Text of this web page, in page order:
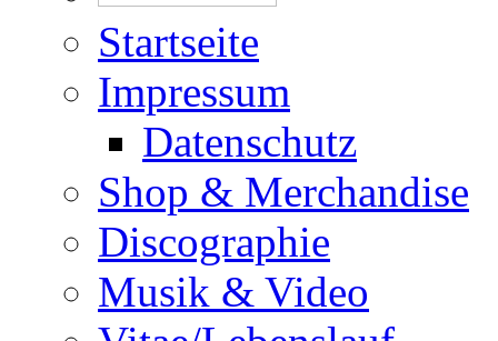
Startseite
Impressum
Datenschutz
Shop & Merchandise
Discographie
Musik & Video